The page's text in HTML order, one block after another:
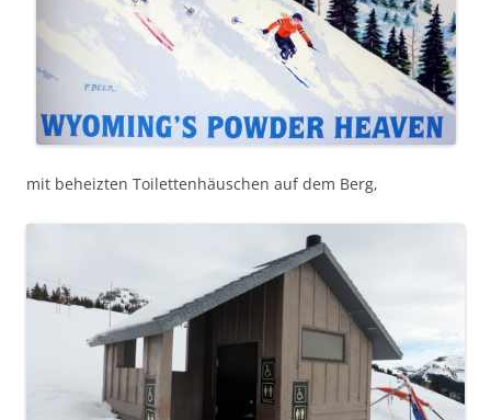
mit beheizten Toilettenhäuschen auf dem Berg,